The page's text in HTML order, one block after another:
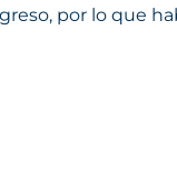
por lo que